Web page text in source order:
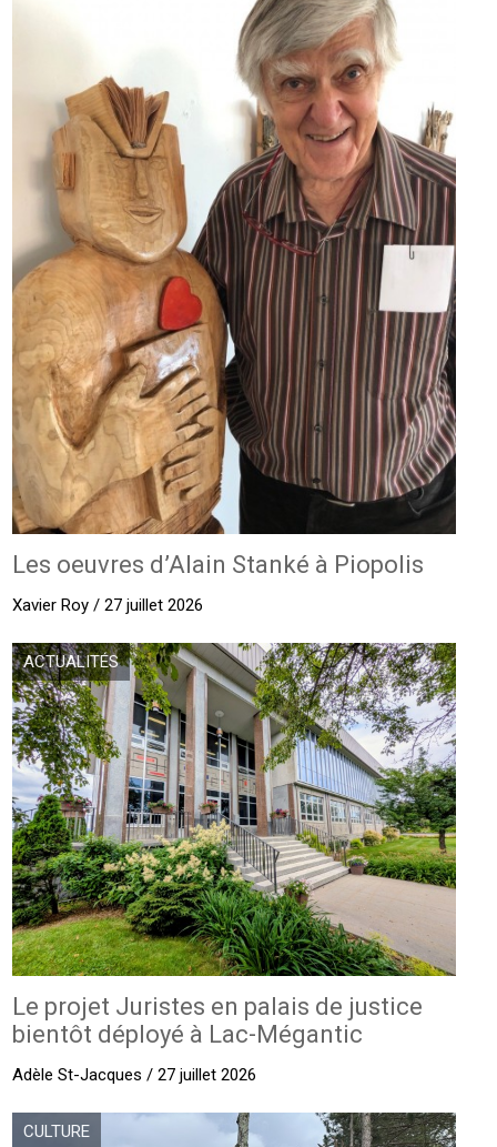
Les oeuvres d’Alain Stanké à Piopolis
Xavier Roy / 27 juillet 2026
ACTUALITÉS
Le projet Juristes en palais de justice
bientôt déployé à Lac-Mégantic
Adèle St-Jacques / 27 juillet 2026
CULTURE